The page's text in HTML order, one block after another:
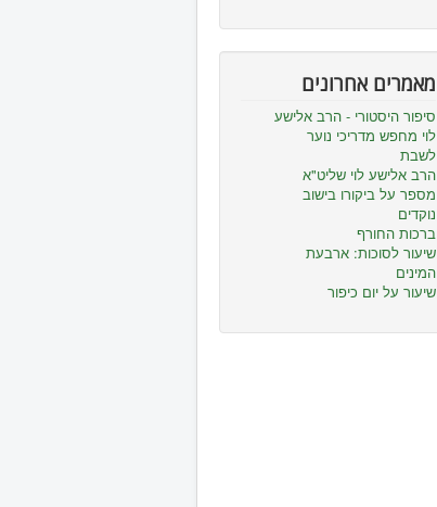
מאמרים אחרונים
סיפור היסטורי - הרב אלישע
לוי מחפש מדריכי נוער
לשבת
הרב אלישע לוי שליט"א
מספר על ביקורו בישוב
נוקדים
ברכות החורף
שיעור לסוכות: ארבעת
המינים
שיעור על יום כיפור